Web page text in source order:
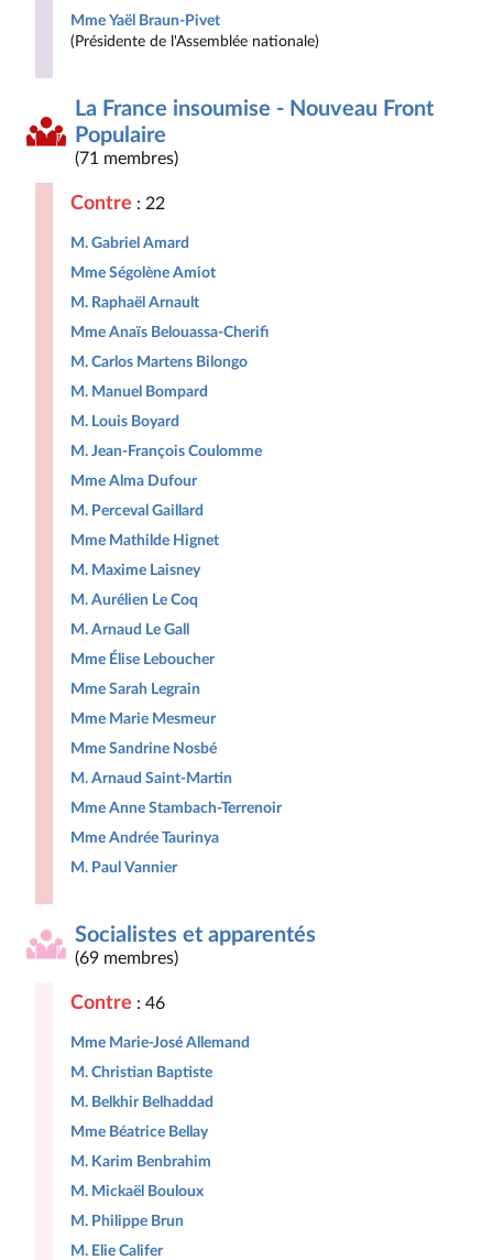
Mme Yaël Braun-Pivet
(Présidente de l'Assemblée nationale)
La France insoumise - Nouveau Front
Populaire
(71 membres)
Contre : 22
M. Gabriel Amard
Mme Ségolène Amiot
M. Raphaël Arnault
Mme Anaïs Belouassa-Cherifi
M. Carlos Martens Bilongo
M. Manuel Bompard
M. Louis Boyard
M. Jean-François Coulomme
Mme Alma Dufour
M. Perceval Gaillard
Mme Mathilde Hignet
M. Maxime Laisney
M. Aurélien Le Coq
M. Arnaud Le Gall
Mme Élise Leboucher
Mme Sarah Legrain
Mme Marie Mesmeur
Mme Sandrine Nosbé
M. Arnaud Saint-Martin
Mme Anne Stambach-Terrenoir
Mme Andrée Taurinya
M. Paul Vannier
Socialistes et apparentés
(69 membres)
Contre : 46
Mme Marie-José Allemand
M. Christian Baptiste
M. Belkhir Belhaddad
Mme Béatrice Bellay
M. Karim Benbrahim
M. Mickaël Bouloux
M. Philippe Brun
M. Elie Califer